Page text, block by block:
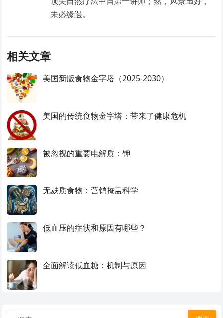
未必缘遇。
相关文章
美国新版食物金字塔（2025-2030）
美国的传统食物金字塔：带来了健康危机
被忽视的重要电解质：钾
无麸质食物：营销掩盖科学
低血压的症状和原因有哪些？
全面解读低血糖：机制与原因